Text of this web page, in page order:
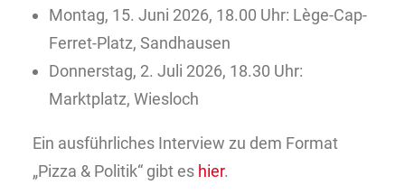
Montag, 15. Juni 2026, 18.00 Uhr: Lège-Cap-
Ferret-Platz, Sandhausen
Donnerstag, 2. Juli 2026, 18.30 Uhr:
Marktplatz, Wiesloch
Ein ausführliches Interview zu dem Format
„Pizza & Politik“ gibt es hier.